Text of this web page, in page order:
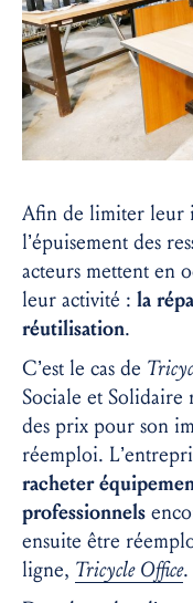
Afin de limiter leur
l’épuisement des
acteurs mettent en
leur activité : la
réutilisation.
C’est le cas de
Sociale et Solidaire
des prix pour son
réemploi.
racheter
professionnels
ensuite être
ligne, Tricycle Office.